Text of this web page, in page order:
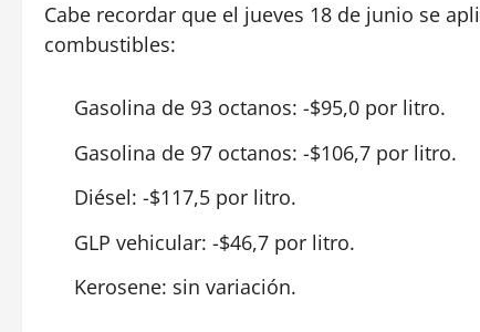
Cabe recordar que el jueves 18 de junio se
combustibles:
Gasolina de 93 octanos: -$95,0 por litro.
Gasolina de 97 octanos: -$106,7 por litro.
Diésel: -$117,5 por litro.
GLP vehicular: -$46,7 por litro.
Kerosene: sin variación.